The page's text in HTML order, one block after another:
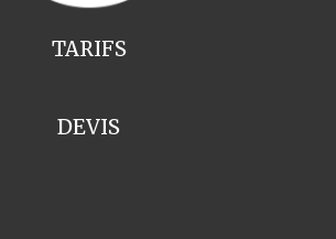
TARIFS
DEVIS